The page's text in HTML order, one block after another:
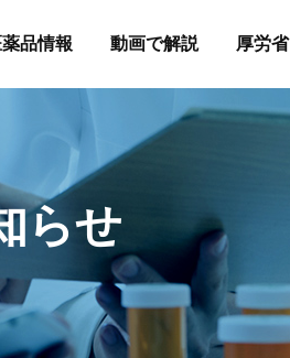
品情報 動画で解説 厚労
らせ